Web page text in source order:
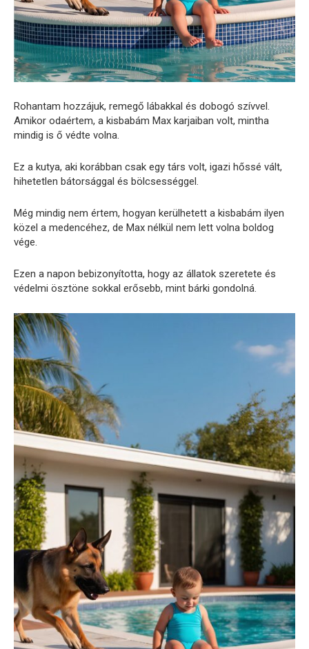
Rohantam hozzájuk, remegő lábakkal és dobogó szívvel.
Amikor odaértem, a kisbabám Max karjaiban volt, mintha
mindig is ő védte volna.
Ez a kutya, aki korábban csak egy társ volt, igazi hőssé vált,
hihetetlen bátorsággal és bölcsességgel.
Még mindig nem értem, hogyan kerülhetett a kisbabám ilyen
közel a medencéhez, de Max nélkül nem lett volna boldog
vége.
Ezen a napon bebizonyította, hogy az állatok szeretete és
védelmi ösztöne sokkal erősebb, mint bárki gondolná.